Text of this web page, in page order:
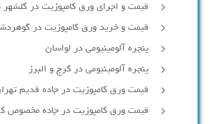
قیمت و اجرای ورق کامپوزیت در گلشهر
قیمت و خرید ورق کامپوزیت در
پنجره آلومینیومی در لواسان
پنجره آلومینیومی در کرج و البرز
قیمت ورق کامپوزیت در جاده قدیم
قیمت ورق کامپوزیت در جاده مخصوص